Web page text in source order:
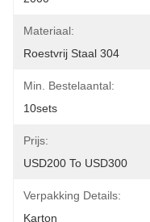
Materiaal:
Roestvrij Staal 304
Min. Bestelaantal:
10sets
Prijs:
USD200 To USD300
Verpakking Details:
Karton